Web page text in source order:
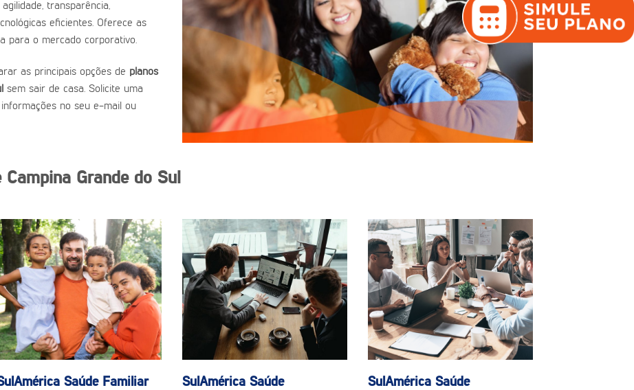
transparência,
eficientes. Oferece as
para o mercado corporativo.
as principais opções de planos
sem sair de casa. Solicite uma
no seu e-mail ou
Grande do Sul
Saúde Familiar
SulAmérica Saúde
SulAmérica Saúde